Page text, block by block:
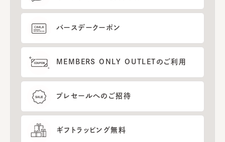
バースデークーポン
MEMBERS ONLY OUTLETのご利用
プレセールへのご招待
ギフトラッピング無料